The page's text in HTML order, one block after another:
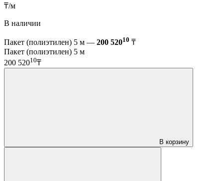
₸/м
В наличии
Пакет (полиэтилен) 5 м — 200 52010 ₸
Пакет (полиэтилен) 5 м
200 52010₸
В корзину